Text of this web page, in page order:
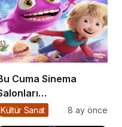
Cuma Sinema
26
Kültür Sanat 8 ay önce